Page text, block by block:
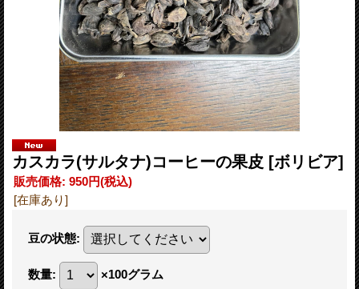
カスカラ(サルタナ)コーヒーの果皮 [ボリビア]
販売価格: 950円(税込)
[在庫あり]
豆の状態:
数量: ×100グラム